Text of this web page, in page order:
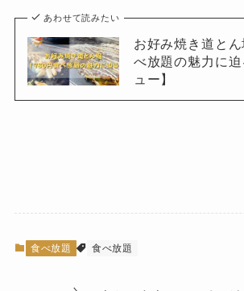
あわせて読みたい
お好み焼き道と
べ放題の魅力に
ュー】
食べ放題 食べ放題